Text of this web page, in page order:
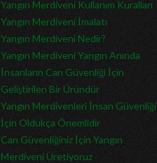
Yangın Merdiveni Kullanım Kuralları
Yangın Merdiveni İmalatı
Yangın Merdiveni Nedir?
Yangın Merdiveni Yangın Anında
İnsanların Can Güvenliği İçin
Geliştirilen Bir Üründür
Yangın Merdivenleri İnsan Güvenliği
İçin Oldukça Önemlidir
Can Güvenliğiniz İçin Yangın
Merdiveni Üretiyoruz